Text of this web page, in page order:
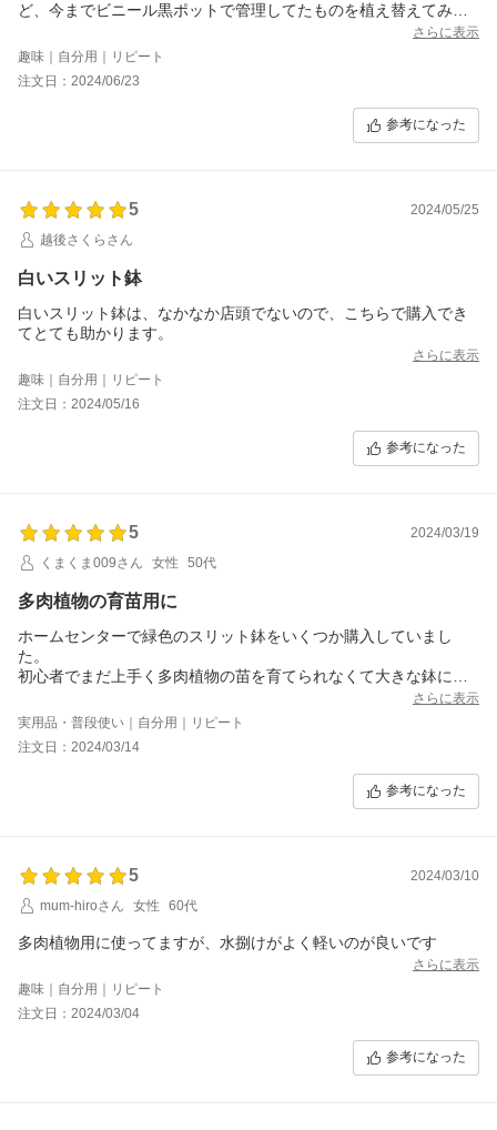
ど、今までビニール黒ポットで管理してたものを植え替えてみる
また是非購入したいです。
ありがとうございます。
さらに表示
趣味｜自分用｜リピート
注文日：2024/06/23
参考になった
5
2024/05/25
越後さくらさん
白いスリット鉢
白いスリット鉢は、なかなか店頭でないので、こちらで購入でき
てとても助かります。
さらに表示
趣味｜自分用｜リピート
注文日：2024/05/16
参考になった
5
2024/03/19
くまくま009さん
女性 50代
多肉植物の育苗用に
ホームセンターで緑色のスリット鉢をいくつか購入していまし
た。
初心者でまだ上手く多肉植物の苗を育てられなくて大きな鉢に小
さい苗を植えたりして育ちが悪かったので、こちらで管理すると
調子がいいように感じていました。
白がこちらであるのをみて購入しました。
個別管理をする場合にはとても使い勝手が良いと思います。値段
さらに表示
実用品・普段使い｜自分用｜リピート
注文日：2024/03/14
参考になった
5
2024/03/10
mum-hiroさん
女性 60代
多肉植物用に使ってますが、水捌けがよく軽いのが良いです
さらに表示
趣味｜自分用｜リピート
注文日：2024/03/04
参考になった